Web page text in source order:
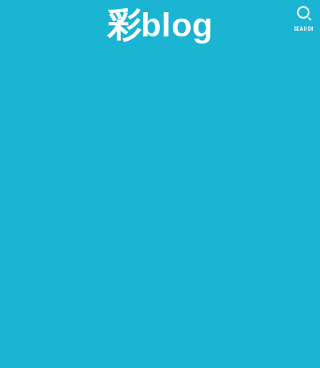
彩blog SEARCH